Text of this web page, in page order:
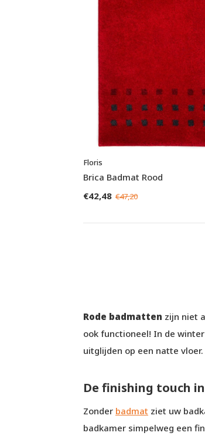
Floris
Brica Badmat Rood
€42,48 €47,20
Rode badmatten zijn niet
ook functioneel! In de
uitglijden op een natte
De finishing touch
Zonder badmat ziet uw
badkamer simpelweg een